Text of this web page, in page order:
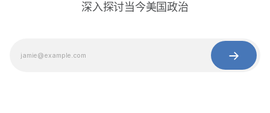
深入探讨当今美国政治